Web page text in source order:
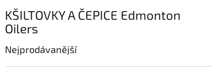
KŠILTOVKY A ČEPICE Edmonton
Oilers
Nejprodávanější